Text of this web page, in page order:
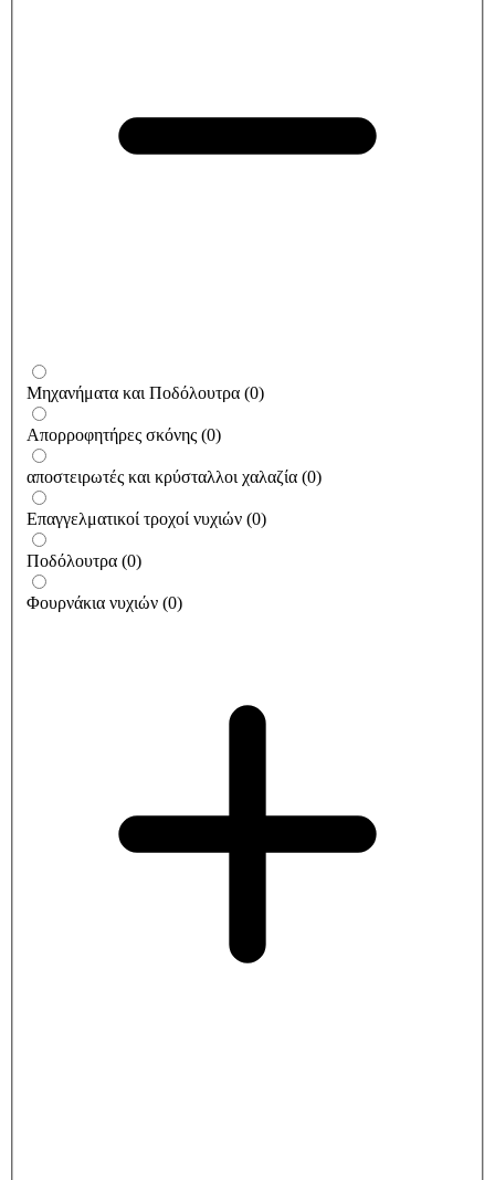
Μηχανήματα και Ποδόλουτρα (0)
Απορροφητήρες σκόνης (0)
αποστειρωτές και κρύσταλλοι χαλαζία (0)
Επαγγελματικοί τροχοί νυχιών (0)
Ποδόλουτρα (0)
Φουρνάκια νυχιών (0)